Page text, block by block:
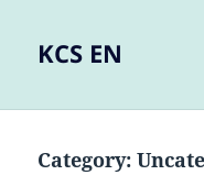
KCS EN
Category: